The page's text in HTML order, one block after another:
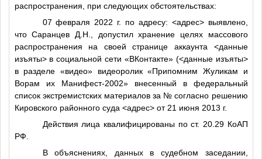
распространения, при следующих обстоятельствах:
07 февраля 2022 г. по адресу: <адрес>выявлено,
что Саранцев Д.Н., допустил хранение целях массового
распространения на своей странице аккаунта <данные
изъяты>в социальной сети «ВКонтакте» (<данные изъяты>
в разделе «видео» видеоролик «Припомним Жуликам и
Ворам их Манифест-2002» внесенный в федеральный
список экстремистских материалов за № согласно решению
Кировского районного суда <адрес>от 21 июня 2013 г.
Действия лица квалифицированы по ст. 20.29 КоАП
РФ.
В объяснениях, данных в судебном заседании,